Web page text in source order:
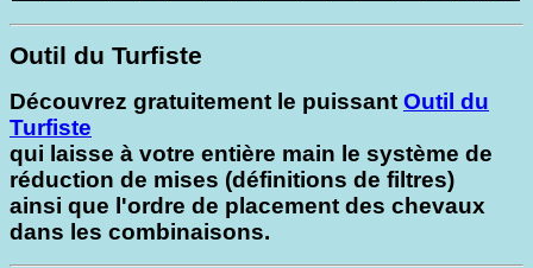
Outil du Turfiste
Découvrez gratuitement le puissant Outil du
Turfiste
qui laisse à votre entière main le système de
réduction de mises (définitions de filtres)
ainsi que l'ordre de placement des chevaux
dans les combinaisons.